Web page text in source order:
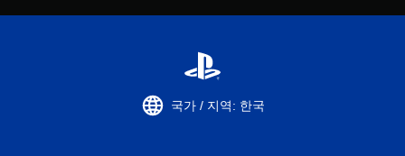
국가 / 지역: 한국